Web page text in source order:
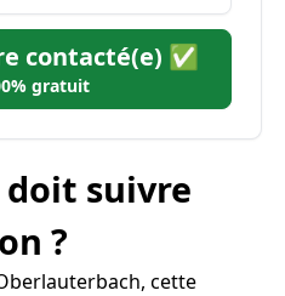
contacté(e) ✅
gratuit
suivre
?
cette